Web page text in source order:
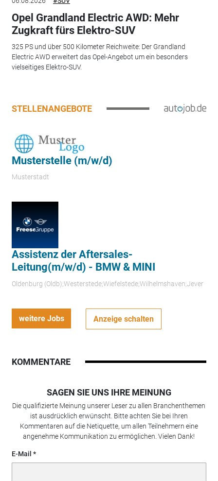
Opel Grandland Electric AWD: Mehr
Zugkraft fürs Elektro-SUV
325 PS und über 500 Kilometer Reichweite: Der Grandland
Electric AWD erweitert das Opel-Angebot um ein besonders
vielseitiges Elektro-SUV.
STELLENANGEBOTE
Musterstelle (m/w/d)
Musterstadt
Assistenz der Aftersales-
Leitung(m/w/d) - BMW & MINI
Oldenburg (Oldb);Westerstede;Wiefelstede;Wilhelmshaven;Jever
weitere Jobs Anzeige schalten
KOMMENTARE
SAGEN SIE UNS IHRE MEINUNG
Die qualifizierte Meinung unserer Leser zu allen Branchenthemen
ist ausdrücklich erwünscht. Bitte achten Sie bei Ihren
Kommentaren auf die Netiquette, um allen Teilnehmern eine
angenehme Kommunikation zu ermöglichen. Vielen Dank!
E-Mail